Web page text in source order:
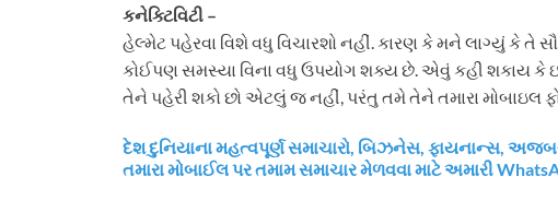
કનેક્ટિવિટી –
હેલ્મેટ પહેરવા વિશે વધુ વિચારશો નહીં. કારણ કે મને લાગ્યું કે તે
કોઈપણ સમસ્યા વિના વધુ ઉપયોગ શક્ય છે. એવું કહી શકાય કે
તેને પહેરી શકો છો એટલું જ નહીં, પરંતુ તમે તેને તમારા મોબાઇલ
દેશ દુનિયાના મહત્વપૂર્ણ સમાચારો, બિઝનેસ, ફાયનાન્સ,
તમારા મોબાઈલ પર તમામ સમાચાર મેળવવા માટે અમારી